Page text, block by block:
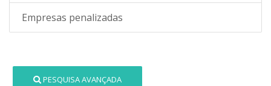
Empresas penalizadas
PESQUISA AVANÇADA